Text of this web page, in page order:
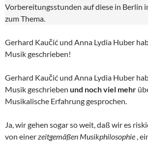
Vorbereitungsstunden auf diese in Berlin
zum Thema.
Gerhard Kaučić und Anna Lydia Huber
Musik geschrieben!
Gerhard Kaučić und Anna Lydia Huber
Musik geschrieben und noch viel mehr
Musikalische Erfahrung gesprochen.
Ja, wir gehen sogar so weit, daß wir es
von einerzeitgemäßen Musikphilosophie ,